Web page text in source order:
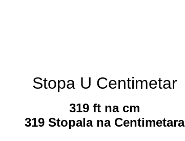
Stopa U Centimetar
319 ft na cm
319 Stopala na Centimetara